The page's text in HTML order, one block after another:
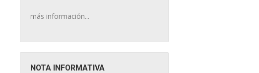
más información...
NOTA INFORMATIVA